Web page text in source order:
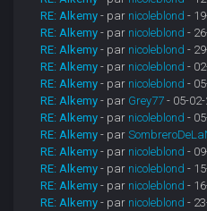
RE: Alkemy - par nicoleblond -
RE: Alkemy - par nicoleblond -
RE: Alkemy - par nicoleblond -
RE: Alkemy - par nicoleblond -
RE: Alkemy - par nicoleblond -
RE: Alkemy - par Grey77 - 05-
RE: Alkemy - par nicoleblond -
RE: Alkemy - par
RE: Alkemy - par nicoleblond -
RE: Alkemy - par nicoleblond -
RE: Alkemy - par nicoleblond -
RE: Alkemy - par nicoleblond -